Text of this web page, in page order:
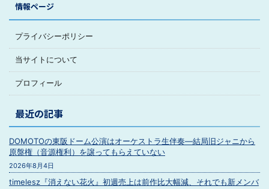
情報ページ
プライバシーポリシー
当サイトについて
プロフィール
最近の記事
DOMOTOの東阪ドーム公演はオーケストラ生伴奏―結局旧ジャニから
原盤権（音源権利）を譲ってもらえていない
2026年8月4日
timelesz『消えない花火』初週売上は前作比大幅減、それでも新メンバ